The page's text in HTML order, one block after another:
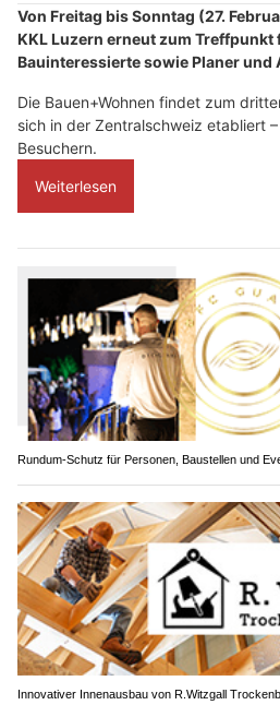
Von Freitag bis Sonntag (27.
KKL Luzern erneut zum Treffpunkt
Bauinteressierte sowie Planer und
Die Bauen+Wohnen findet zum
sich in der Zentralschweiz etabliert
Besuchern.
Weiterlesen
Rundum-Schutz für Personen, Baustellen und
Innovativer Innenausbau von R.Witzgall